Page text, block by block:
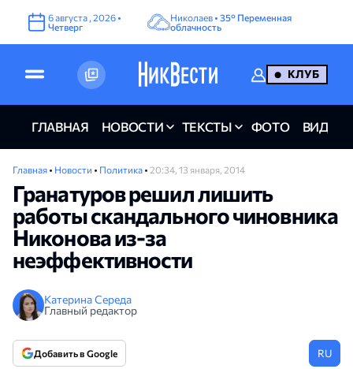
6августа , 2026 •
Четверг
Николаев • 35° Переменная
облачность
КЛУБ
ГЛАВНАЯ НОВОСТИ ТЕКСТЫ ФОТО ВИДЕО
Главная • Новости • Политика • 20:34, 13 января, 2014
Гранатуров решил лишить
работы скандального чиновника
Никонова из-за
неэффективности
Катерина Середа
Главный редактор
Добавить в Google RU